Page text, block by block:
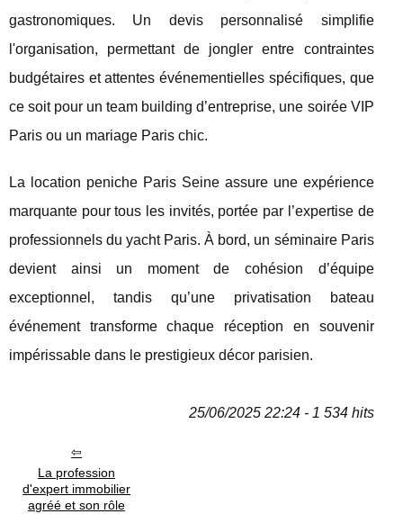
gastronomiques. Un devis personnalisé simplifie
l'organisation, permettant de jongler entre contraintes
budgétaires et attentes événementielles spécifiques, que
ce soit pour un team building d’entreprise, une soirée VIP
Paris ou un mariage Paris chic.
La location peniche Paris Seine assure une expérience
marquante pour tous les invités, portée par l’expertise de
professionnels du yacht Paris. À bord, un séminaire Paris
devient ainsi un moment de cohésion d’équipe
exceptionnel, tandis qu’une privatisation bateau
événement transforme chaque réception en souvenir
impérissable dans le prestigieux décor parisien.
25/06/2025 22:24 - 1 534 hits
La profession
d'expert immobilier
agréé et son rôle